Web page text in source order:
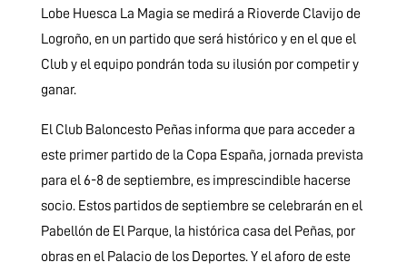
Lobe Huesca La Magia se medirá a Rioverde Clavijo de
Logroño, en un partido que será histórico y en el que el
Club y el equipo pondrán toda su ilusión por competir y
ganar.
El Club Baloncesto Peñas informa que para acceder a
este primer partido de la Copa España, jornada prevista
para el 6-8 de septiembre, es imprescindible hacerse
socio. Estos partidos de septiembre se celebrarán en el
Pabellón de El Parque, la histórica casa del Peñas, por
obras en el Palacio de los Deportes. Y el aforo de este